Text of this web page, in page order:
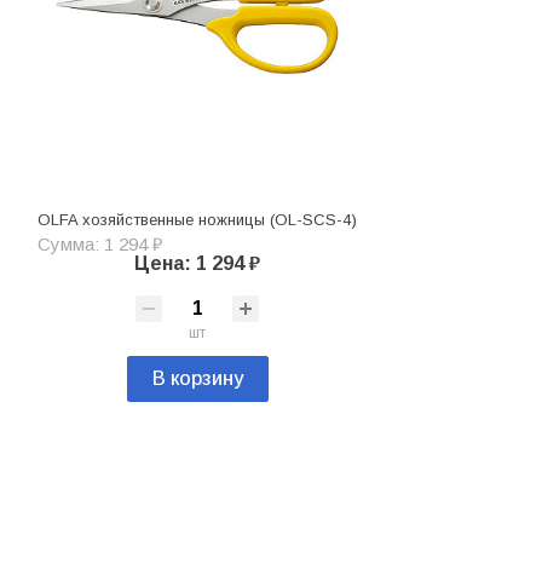
OLFA хозяйственные ножницы (OL-SCS-4)
Сумма: 1 294 ₽
Цена: 1 294 ₽
шт
В корзину